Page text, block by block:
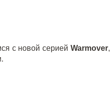
с новой сериейWarmover,